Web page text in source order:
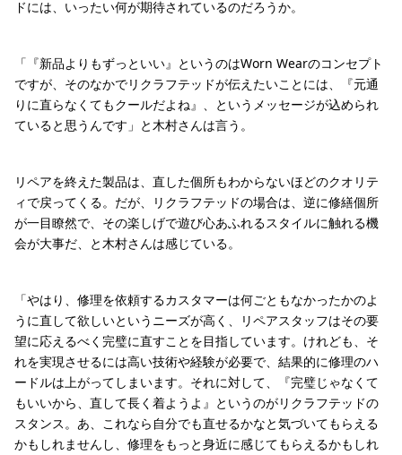
ドには、いったい何が期待されているのだろうか。
「『新品よりもずっといい』というのはWorn Wearのコンセプト
ですが、そのなかでリクラフテッドが伝えたいことには、『元通
りに直らなくてもクールだよね』、というメッセージが込められ
ていると思うんです」と木村さんは言う。
リペアを終えた製品は、直した個所もわからないほどのクオリテ
ィで戻ってくる。だが、リクラフテッドの場合は、逆に修繕個所
が一目瞭然で、その楽しげで遊び心あふれるスタイルに触れる機
会が大事だ、と木村さんは感じている。
「やはり、修理を依頼するカスタマーは何ごともなかったかのよ
うに直して欲しいというニーズが高く、リペアスタッフはその要
望に応えるべく完璧に直すことを目指しています。けれども、そ
れを実現させるには高い技術や経験が必要で、結果的に修理のハ
ードルは上がってしまいます。それに対して、『完璧じゃなくて
もいいから、直して長く着ようよ』というのがリクラフテッドの
スタンス。あ、これなら自分でも直せるかなと気づいてもらえる
かもしれませんし、修理をもっと身近に感じてもらえるかもしれ